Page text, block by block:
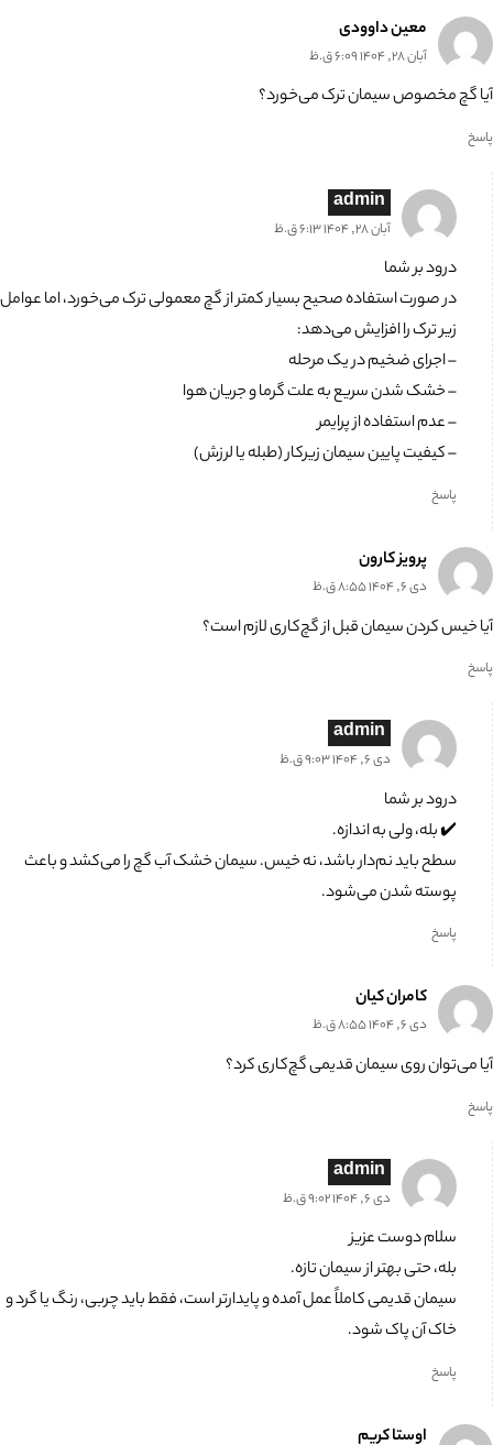
معین داوودی
آبان 28, 1404 6:09 ق.ظ
آیا گچ مخصوص سیمان ترک می‌خورد؟
پاسخ
admin
آبان 28, 1404 6:13 ق.ظ
درود بر شما
در صورت استفاده صحیح بسیار کمتر از گچ معمولی ترک می‌خورد، اما عوامل
زیر ترک را افزایش می‌دهد:
– اجرای ضخیم در یک مرحله
– خشک شدن سریع به علت گرما و جریان هوا
– عدم استفاده از پرایمر
– کیفیت پایین سیمان زیرکار (طبله یا لرزش)
پاسخ
پرویز کارون
دی 6, 1404 8:55 ق.ظ
آیا خیس کردن سیمان قبل از گچ‌کاری لازم است؟
پاسخ
admin
دی 6, 1404 9:03 ق.ظ
درود بر شما
✔️ بله، ولی به اندازه.
سطح باید نم‌دار باشد، نه خیس. سیمان خشک آب گچ را می‌کشد و باعث
پوسته شدن می‌شود.
پاسخ
کامران کیان
دی 6, 1404 8:55 ق.ظ
آیا می‌توان روی سیمان قدیمی گچ‌کاری کرد؟
پاسخ
admin
دی 6, 1404 9:02 ق.ظ
سلام دوست عزیز
بله، حتی بهتر از سیمان تازه.
سیمان قدیمی کاملاً عمل آمده و پایدارتر است، فقط باید چربی، رنگ یا گرد و
خاک آن پاک شود.
پاسخ
اوستا کریم